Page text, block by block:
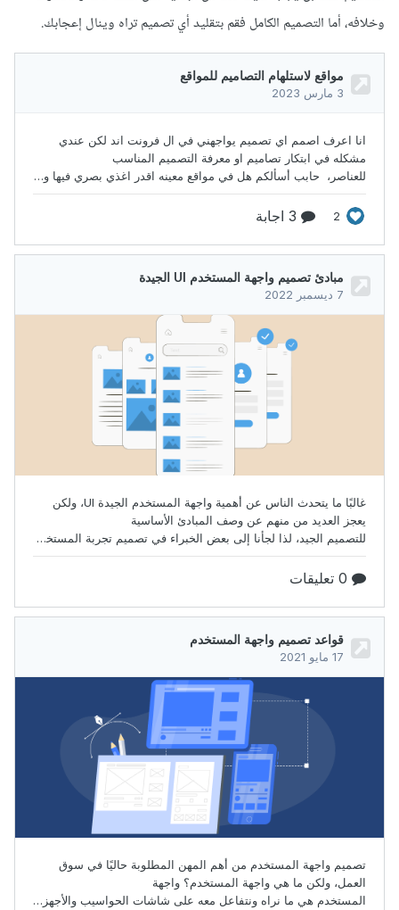
وخلافه، أما التصميم الكامل فقم بتقليد أي تصميم تراه وينال إعجابك.